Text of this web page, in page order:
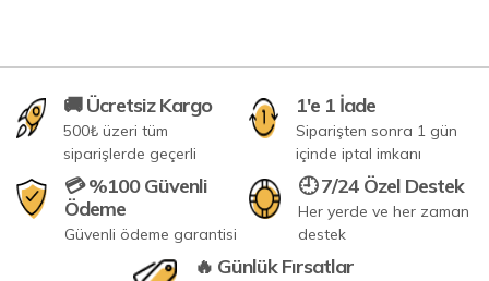
🚚 Ücretsiz Kargo
500₺ üzeri tüm
siparişlerde geçerli
1'e 1 İade
Siparişten sonra 1 gün
içinde iptal imkanı
💳 %100 Güvenli
Ödeme
Güvenli ödeme garantisi
🕘 7/24 Özel Destek
Her yerde ve her zaman
destek
🔥 Günlük Fırsatlar